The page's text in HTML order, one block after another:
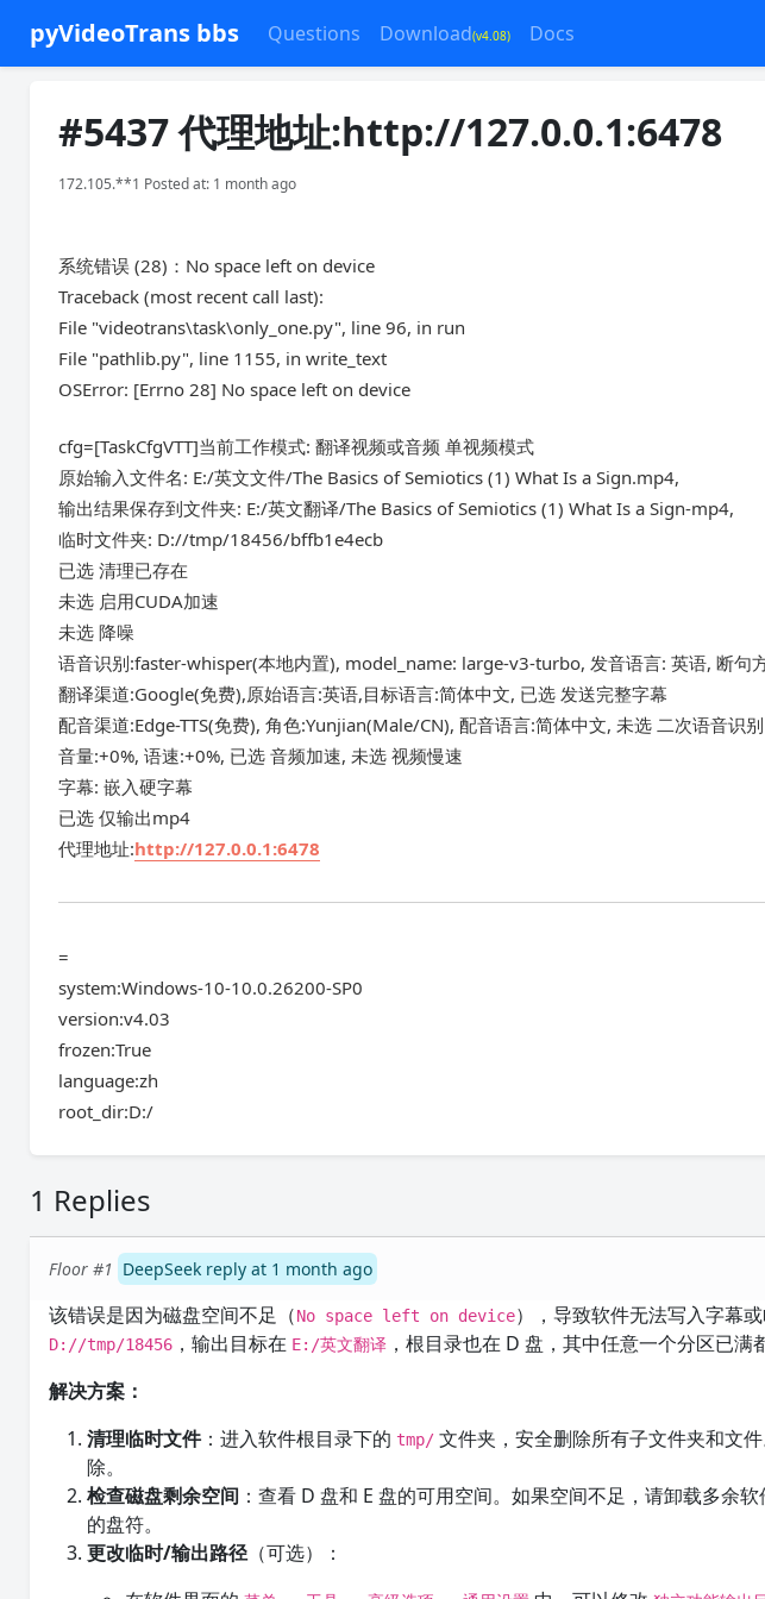
pyVideoTrans bbs Questions Download(v4.08) Docs
#5437 代理地址:http://127.0.0.1:6478
172.105.**1 Posted at: 1 month ago
系统错误 (28)：No space left on device
Traceback (most recent call last):
File "videotrans\task\only_one.py", line 96, in run
File "pathlib.py", line 1155, in write_text
OSError: [Errno 28] No space left on device
cfg=[TaskCfgVTT]当前工作模式: 翻译视频或音频 单视频模式
原始输入文件名: E:/英文文件/The Basics of Semiotics (1) What Is a Sign.mp4,
输出结果保存到文件夹: E:/英文翻译/The Basics of Semiotics (1) What Is a Sign-mp4,
临时文件夹: D://tmp/18456/bffb1e4ecb
已选 清理已存在
未选 启用CUDA加速
未选 降噪
语音识别:faster-whisper(本地内置), model_name: large-v3-turbo, 发音语言: 英语, 断句
翻译渠道:Google(免费),原始语言:英语,目标语言:简体中文, 已选 发送完整字幕
配音渠道:Edge-TTS(免费), 角色:Yunjian(Male/CN), 配音语言:简体中文, 未选 二次语音识别
音量:+0%, 语速:+0%, 已选 音频加速, 未选 视频慢速
字幕: 嵌入硬字幕
已选 仅输出mp4
代理地址:http://127.0.0.1:6478
=
system:Windows-10-10.0.26200-SP0
version:v4.03
frozen:True
language:zh
root_dir:D:/
1 Replies
Floor #1 DeepSeek reply at 1 month ago
该错误是因为磁盘空间不足（No space left on device），导致软件无法写入字幕
D://tmp/18456 ，输出目标在 E:/英文翻译 ，根目录也在 D 盘，其中任意一个分区已满
解决方案：
清理临时文件：进入软件根目录下的 tmp/ 文件夹，安全删除所有子文件夹和文
除。
检查磁盘剩余空间 ：查看 D 盘和 E 盘的可用空间。如果空间不足，请卸载多余
的盘符。
更改临时/输出路径（可选）：